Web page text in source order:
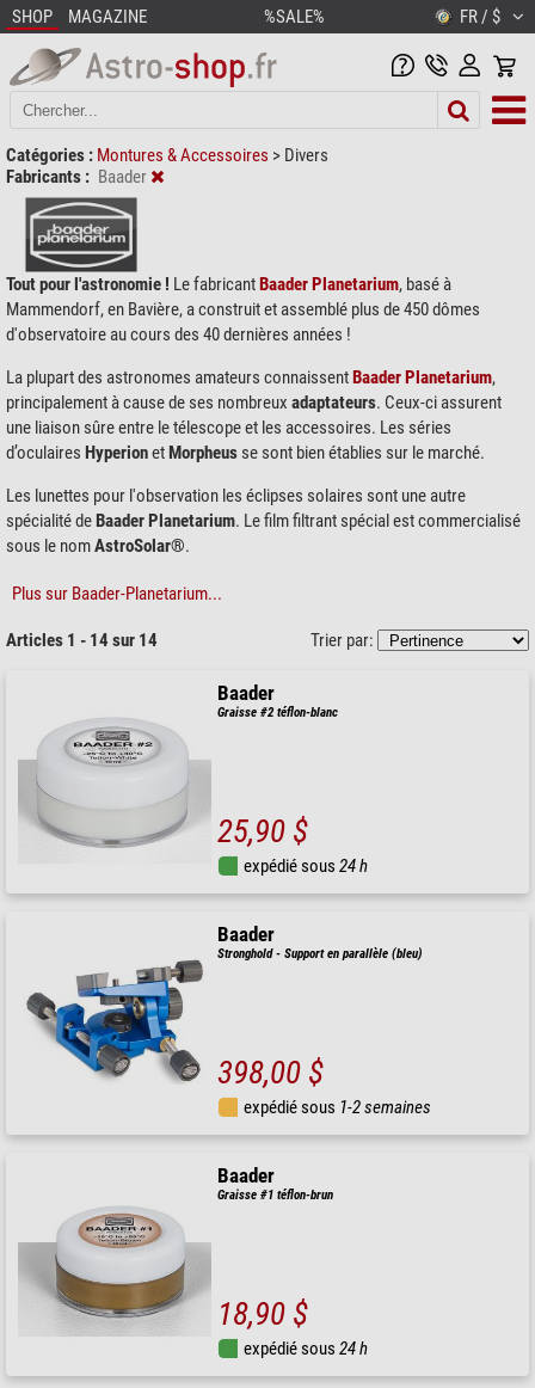
SHOP MAGAZINE %SALE% FR / $
Catégories : Montures & Accessoires > Divers
Fabricants : Baader
Tout pour l'astronomie ! Le fabricantBaader Planetarium, basé à
Mammendorf, en Bavière, a construit et assemblé plus de 450 dômes
d'observatoire au cours des 40 dernières années !
La plupart des astronomes amateurs connaissentBaader Planetarium,
principalement à cause de ses nombreux adaptateurs. Ceux-ci assurent
une liaison sûre entre le télescope et les accessoires. Les séries
d’oculaires HyperionetMorpheus se sont bien établies sur le marché.
Les lunettes pour l'observation les éclipses solaires sont une autre
spécialité deBaader Planetarium. Le film filtrant spécial est commercialisé
sous le nomAstroSolar®.
Plus sur Baader-Planetarium...
Articles 1 - 14 sur 14 Trier par:
Baader
Graisse #2 téflon-blanc
25,90 $
expédié sous24 h
Baader
Stronghold - Support en parallèle (bleu)
398,00 $
expédié sous 1-2 semaines
Baader
Graisse #1 téflon-brun
18,90 $
expédié sous24 h